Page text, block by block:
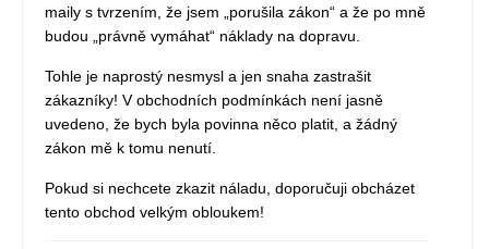
maily s tvrzením, že jsem „porušila zákon“ a že po mně
budou „právně vymáhat“ náklady na dopravu.
Tohle je naprostý nesmysl a jen snaha zastrašit
zákazníky! V obchodních podmínkách není jasně
uvedeno, že bych byla povinna něco platit, a žádný
zákon mě k tomu nenutí.
Pokud si nechcete zkazit náladu, doporučuji obcházet
tento obchod velkým obloukem!